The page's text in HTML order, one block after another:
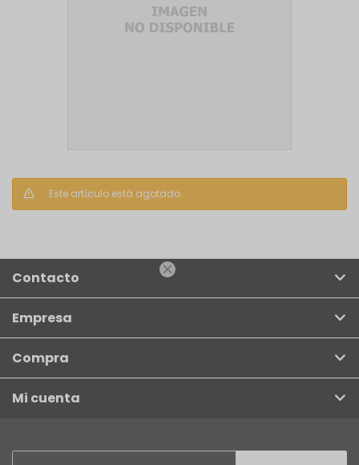

Este artículo está agotado.
Contacto
Empresa
Compra
Mi cuenta